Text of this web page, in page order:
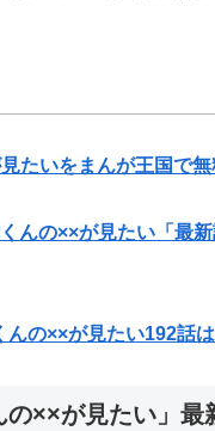
たいをまんが王国で
んの××が見たい「最
んの××が見たい192話
の××が見たい」最